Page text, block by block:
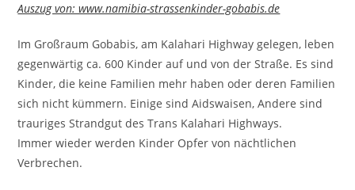
Auszug von: www.namibia-strassenkinder-gobabis.de
Im Großraum Gobabis, am Kalahari Highway gelegen, leben
gegenwärtig ca. 600 Kinder auf und von der Straße. Es sind
Kinder, die keine Familien mehr haben oder deren Familien
sich nicht kümmern. Einige sind Aidswaisen, Andere sind
trauriges Strandgut des Trans Kalahari Highways.
Immer wieder werden Kinder Opfer von nächtlichen
Verbrechen.